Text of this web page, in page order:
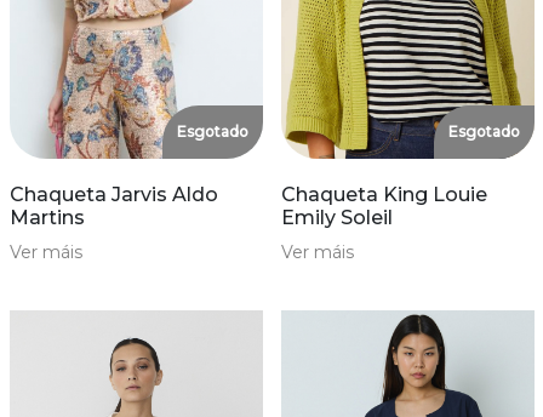
Esgotado
Chaqueta Jarvis Aldo
Martins
Ver máis
Esgotado
Chaqueta King Louie
Emily Soleil
Ver máis